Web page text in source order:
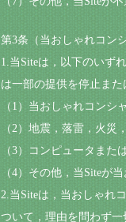
第3条（当おしゃれコン
1.当Siteは，以下のいず
は一部の提供を停止ま
（1）当おしゃれコンシ
（2）地震，落雷，火災
（3）コンピュータまた
（4）その他，当Siteが
2.当Siteは，当おしゃれ
ついて，理由を問わず一